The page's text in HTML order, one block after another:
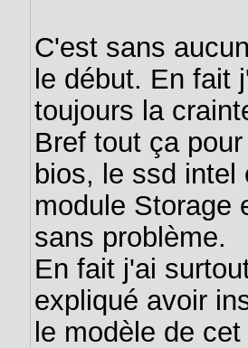
C'est sans
le début. En fait
toujours la
Bref tout ça
bios, le ssd intel
module Storage
sans problème.
En fait j'ai
expliqué avoir
le modèle de